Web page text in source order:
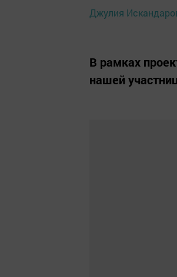
Джулия
В рамках
нашей